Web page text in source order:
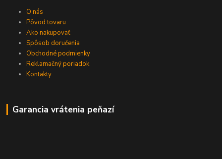
O nás
Pôvod tovaru
Ako nakupovať
Spôsob doručenia
Obchodné podmienky
Reklamačný poriadok
Kontakty
Garancia vrátenia peňazí